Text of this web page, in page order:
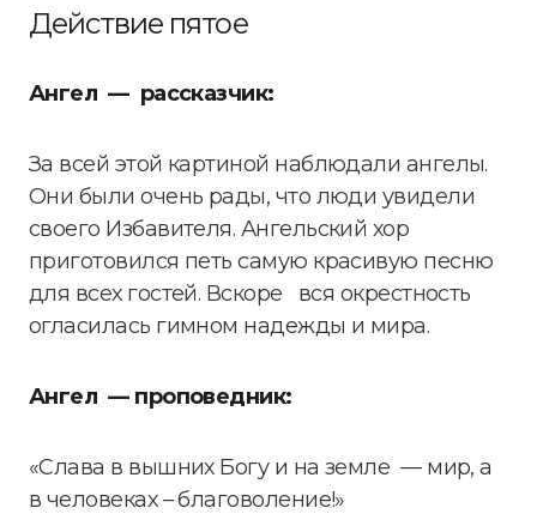
Действие пятое
Ангел — рассказчик:
За всей этой картиной наблюдали ангелы.
Они были очень рады, что люди увидели
своего Избавителя. Ангельский хор
приготовился петь самую красивую песню
для всех гостей. Вскоре вся окрестность
огласилась гимном надежды и мира.
Ангел — проповедник:
«Слава в вышних Богу и на земле — мир, а
в человеках – благоволение!»